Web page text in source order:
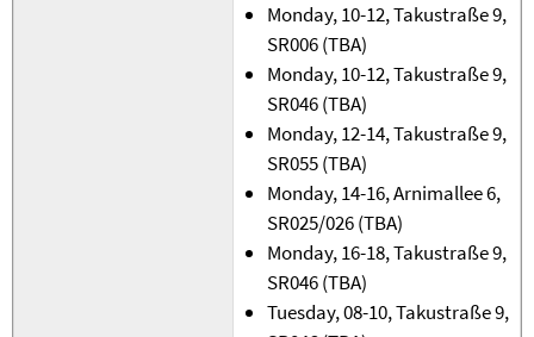
Monday, 10-12, Takustraße 9,
SR006 (TBA)
Monday, 10-12, Takustraße 9,
SR046 (TBA)
Monday, 12-14, Takustraße 9,
SR055 (TBA)
Monday, 14-16, Arnimallee 6,
SR025/026 (TBA)
Monday, 16-18, Takustraße 9,
SR046 (TBA)
Tuesday, 08-10, Takustraße 9,